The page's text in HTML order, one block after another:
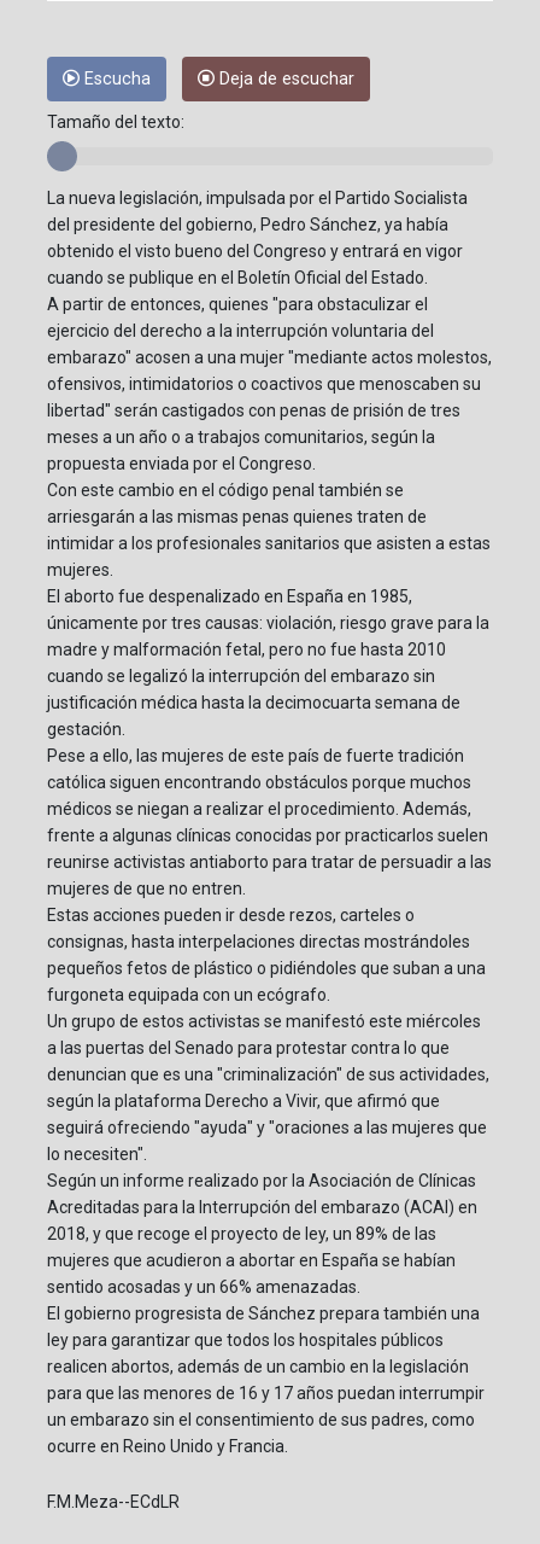
Escucha Deja de escuchar
Tamaño del texto:
La nueva legislación, impulsada por el Partido Socialista
del presidente del gobierno, Pedro Sánchez, ya había
obtenido el visto bueno del Congreso y entrará en vigor
cuando se publique en el Boletín Oficial del Estado.
A partir de entonces, quienes "para obstaculizar el
ejercicio del derecho a la interrupción voluntaria del
embarazo" acosen a una mujer "mediante actos molestos,
ofensivos, intimidatorios o coactivos que menoscaben su
libertad" serán castigados con penas de prisión de tres
meses a un año o a trabajos comunitarios, según la
propuesta enviada por el Congreso.
Con este cambio en el código penal también se
arriesgarán a las mismas penas quienes traten de
intimidar a los profesionales sanitarios que asisten a estas
mujeres.
El aborto fue despenalizado en España en 1985,
únicamente por tres causas: violación, riesgo grave para la
madre y malformación fetal, pero no fue hasta 2010
cuando se legalizó la interrupción del embarazo sin
justificación médica hasta la decimocuarta semana de
gestación.
Pese a ello, las mujeres de este país de fuerte tradición
católica siguen encontrando obstáculos porque muchos
médicos se niegan a realizar el procedimiento. Además,
frente a algunas clínicas conocidas por practicarlos suelen
reunirse activistas antiaborto para tratar de persuadir a las
mujeres de que no entren.
Estas acciones pueden ir desde rezos, carteles o
consignas, hasta interpelaciones directas mostrándoles
pequeños fetos de plástico o pidiéndoles que suban a una
furgoneta equipada con un ecógrafo.
Un grupo de estos activistas se manifestó este miércoles
a las puertas del Senado para protestar contra lo que
denuncian que es una "criminalización" de sus actividades,
según la plataforma Derecho a Vivir, que afirmó que
seguirá ofreciendo "ayuda" y "oraciones a las mujeres que
lo necesiten".
Según un informe realizado por la Asociación de Clínicas
Acreditadas para la Interrupción del embarazo (ACAI) en
2018, y que recoge el proyecto de ley, un 89% de las
mujeres que acudieron a abortar en España se habían
sentido acosadas y un 66% amenazadas.
El gobierno progresista de Sánchez prepara también una
ley para garantizar que todos los hospitales públicos
realicen abortos, además de un cambio en la legislación
para que las menores de 16 y 17 años puedan interrumpir
un embarazo sin el consentimiento de sus padres, como
ocurre en Reino Unido y Francia.
F.M.Meza--ECdLR